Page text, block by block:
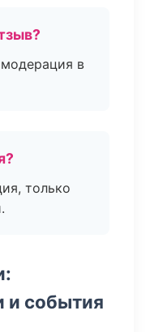
в
только
и события